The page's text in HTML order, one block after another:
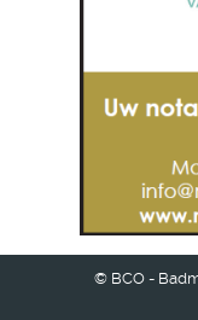
© BCO -